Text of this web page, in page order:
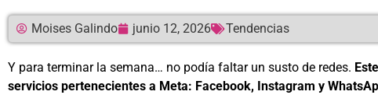
Moises Galindo junio 12, 2026 Tendencias
Y para terminar la semana… no podía faltar un susto de redes.
servicios pertenecientes a Meta: Facebook, Instagram y